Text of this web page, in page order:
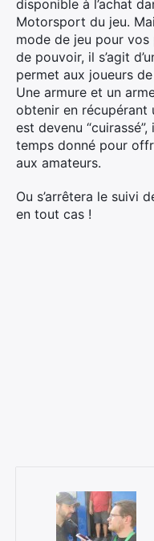
disponible à l’achat
Motorsport du jeu.
mode de jeu pour
de pouvoir, il s’agit
permet aux joueurs
Une armure et un
obtenir en récupérant
est devenu
temps donné pour
aux amateurs.
Ou s’arrêtera le suivi
en tout cas !
Rechercher